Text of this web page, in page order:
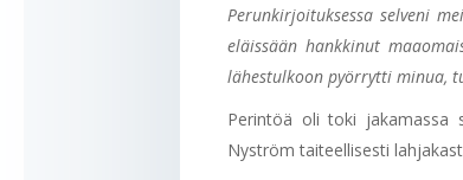
Perunkirjoituksessa selveni
eläissään hankkinut
lähestulkoon pyörrytti minua,
Perintöä oli toki jakamassa
Nyström taiteellisesti